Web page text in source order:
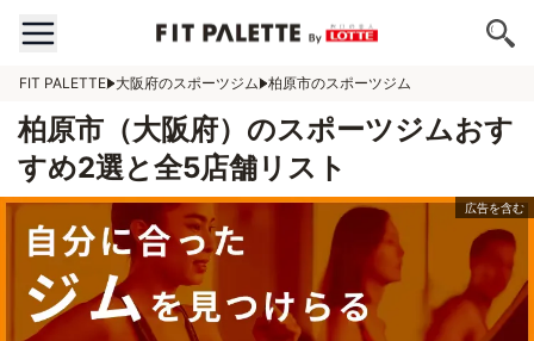
FIT PALETTE 大阪府のスポーツジム 柏原市のスポーツジム
柏原市（大阪府）のスポーツジムおす
すめ2選と全5店舗リスト